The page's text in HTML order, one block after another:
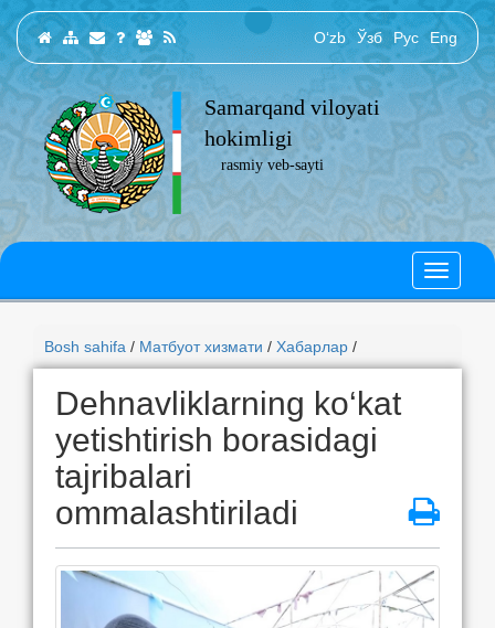
O‘zb Ўзб Рус Eng
Samarqand viloyati
hokimligi
rasmiy veb-sayti
Bosh sahifa / Матбуот хизмати / Хабарлар /
Dehnavliklarning ko‘kat
yetishtirish borasidagi
tajribalari
ommalashtiriladi